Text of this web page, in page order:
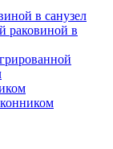
в санузел
раковиной в